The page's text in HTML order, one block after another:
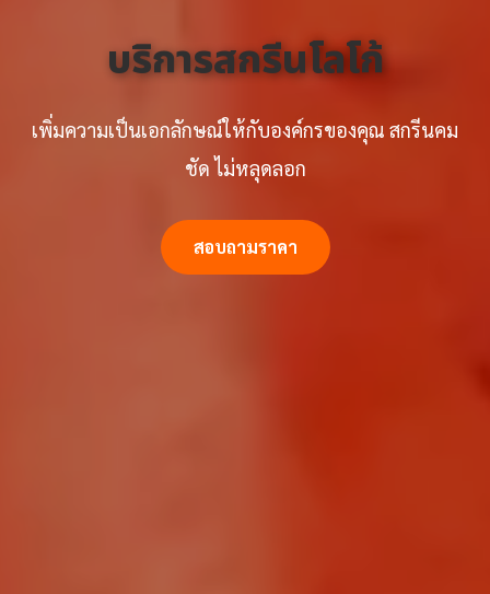
จัดส่งทั่วประเทศ
โรงงานผลิตโดยตรง สต็อกแน่น พร้อมจัดส่งถึงหน้างาน
ติดต่อเรา